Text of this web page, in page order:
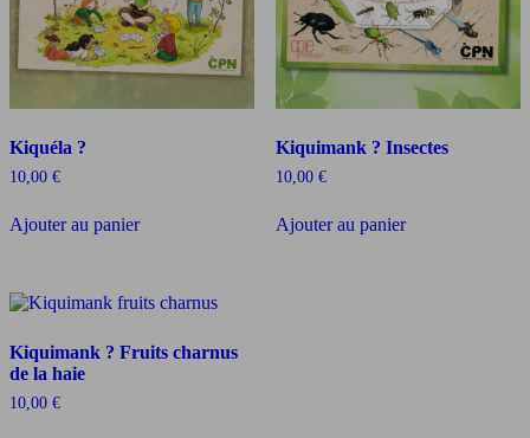
Kiquéla ?
10,00 €
Ajouter au panier
Kiquimank ? Insectes
10,00 €
Ajouter au panier
Kiquimank ? Fruits charnus
de la haie
10,00 €